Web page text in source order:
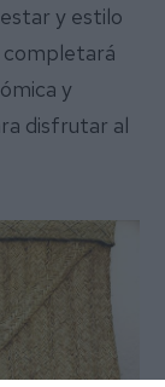
y estilo
completará
y
disfrutar al